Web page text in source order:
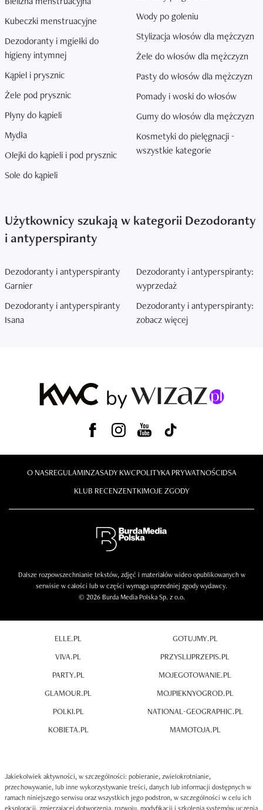
Kubeczki menstruacyjne
Dezodoranty i mgiełki do
higieny intymnej
Kąpiel i prysznic
Żele pod prysznic
Płyny do kąpieli
Mydła
Olejki do kąpieli i pod prysznic
Sole do kąpieli
Wody po goleniu
Stylizacja włosów dla mężczyzn
Żele do włosów dla mężczyzn
Pasty do włosów dla mężczyzn
Pomady i woski do włosów
Gumy do włosów dla mężczyzn
Kosmetyki do pielęgnacji -
wszystkie kategorie
Użytkownicy szukają w kategorii Dezodoranty
i antyperspiranty
Dezodoranty i antyperspiranty
Garnier
Dezodoranty i antyperspiranty
Isana
Dezodoranty i antyperspiranty:
wyprzedaż
Dezodoranty i antyperspiranty:
zobacz więcej
O NASREGULAMINZASADY KWCPOLITYKA PRYWATNOŚCIDSA
KLUB RECENZENTKIMOJE ZGODY
Dalsze rozpowszechnianie tekstów, zdjęć i materiałów wideo opublikowanych w
serwisie w całości lub w części wymaga uprzedniej zgody wydawcy.
© 2026 Burda Media Polska Sp. z o.o.
ELLE.PL
VIVA.PL
PARTY.PL
GLAMOUR.PL
POLKI.PL
KOBIETA.PL
GOTUJMY.PL
PRZYSLIJPRZEPIS.PL
MOJEGOTOWANIE.PL
MOJPIEKNYOGROD.PL
NATIONAL-GEOGRAPHIC.PL
MAMOTOJA.PL
Jakiekolwiek aktywności, w szczególności: pobieranie, zwielokrotnianie,
przechowywanie, lub inne wykorzystywanie treści, danych lub informacji dostępnych w
ramach niniejszego serwisu oraz wszystkich jego podstron, w szczególności w celu ich